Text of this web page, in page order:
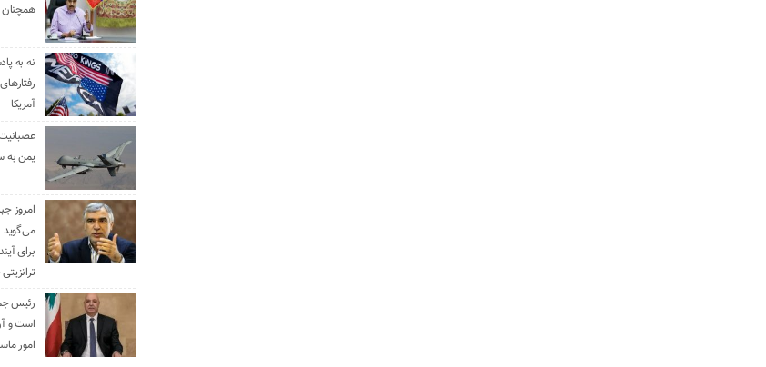
نه به
آمریکا
یمن به
امروز
می‌گوید
برای
رئیس
است و
امور